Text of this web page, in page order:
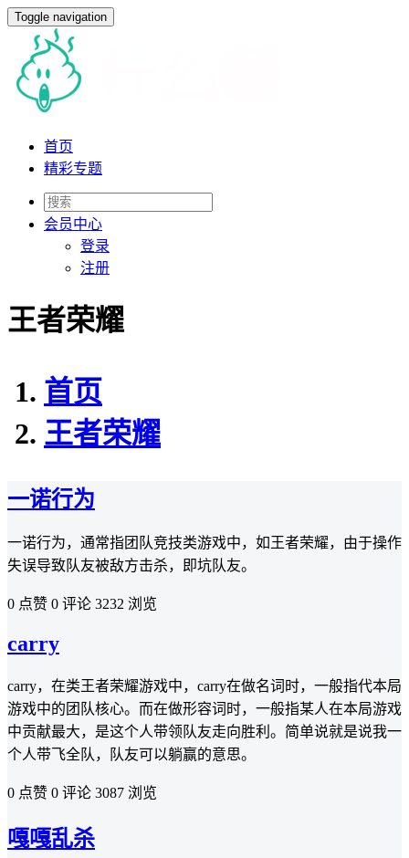
Toggle navigation
首页
精彩专题
会员中心
登录
注册
王者荣耀
首页
王者荣耀
一诺行为
一诺行为，通常指团队竞技类游戏中，如王者荣耀，由于操作
失误导致队友被敌方击杀，即坑队友。
0 点赞 0 评论 3232 浏览
carry
carry，在类王者荣耀游戏中，carry在做名词时，一般指代本局
游戏中的团队核心。而在做形容词时，一般指某人在本局游戏
中贡献最大，是这个人带领队友走向胜利。简单说就是说我一
个人带飞全队，队友可以躺赢的意思。
0 点赞 0 评论 3087 浏览
嘎嘎乱杀